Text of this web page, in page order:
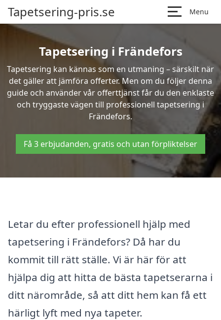
Tapetsering-pris.se Menu
Tapetsering i Frändefors
Tapetsering kan kännas som en utmaning – särskilt när
det gäller att jämföra offerter. Men om du följer denna
guide och använder vår offerttjänst får du den enklaste
och tryggaste vägen till professionell tapetsering i
Frändefors.
Få 3 erbjudanden, gratis och utan förpliktelser
Letar du efter professionell hjälp med
tapetsering i Frändefors? Då har du
kommit till rätt ställe. Vi är här för att
hjälpa dig att hitta de bästa tapetserarna i
ditt närområde, så att ditt hem kan få ett
härligt lyft med nya tapeter.